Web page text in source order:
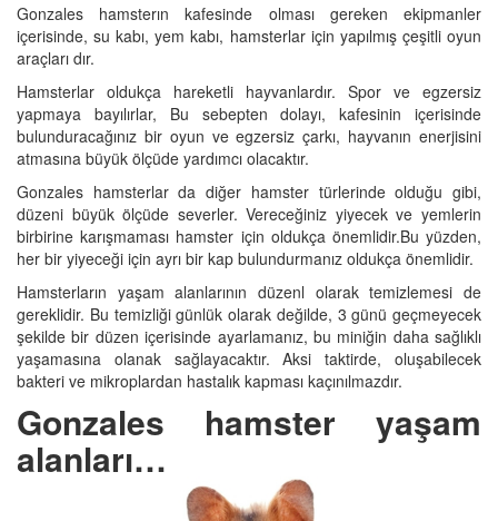
Gonzales hamsterın kafesinde olması gereken ekipmanler
içerisinde, su kabı, yem kabı, hamsterlar için yapılmış çeşitli oyun
araçları dır.
Hamsterlar oldukça hareketli hayvanlardır. Spor ve egzersiz
yapmaya bayılırlar, Bu sebepten dolayı, kafesinin içerisinde
bulunduracağınız bir oyun ve egzersiz çarkı, hayvanın enerjisini
atmasına büyük ölçüde yardımcı olacaktır.
Gonzales hamsterlar da diğer hamster türlerinde olduğu gibi,
düzeni büyük ölçüde severler. Vereceğiniz yiyecek ve yemlerin
birbirine karışmaması hamster için oldukça önemlidir.Bu yüzden,
her bir yiyeceği için ayrı bir kap bulundurmanız oldukça önemlidir.
Hamsterların yaşam alanlarının düzenl olarak temizlemesi de
gereklidir. Bu temizliği günlük olarak değilde, 3 günü geçmeyecek
şekilde bir düzen içerisinde ayarlamanız, bu miniğin daha sağlıklı
yaşamasına olanak sağlayacaktır. Aksi taktirde, oluşabilecek
bakteri ve mikroplardan hastalık kapması kaçınılmazdır.
Gonzales hamster yaşam
alanları…